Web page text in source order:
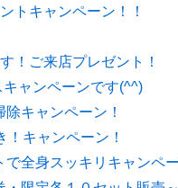
トキャンペーン！！
！ご来店プレゼント！
ャンペーンです(^^)
キャンペーン！
キャンペーン！
全身スッキリキャンペー